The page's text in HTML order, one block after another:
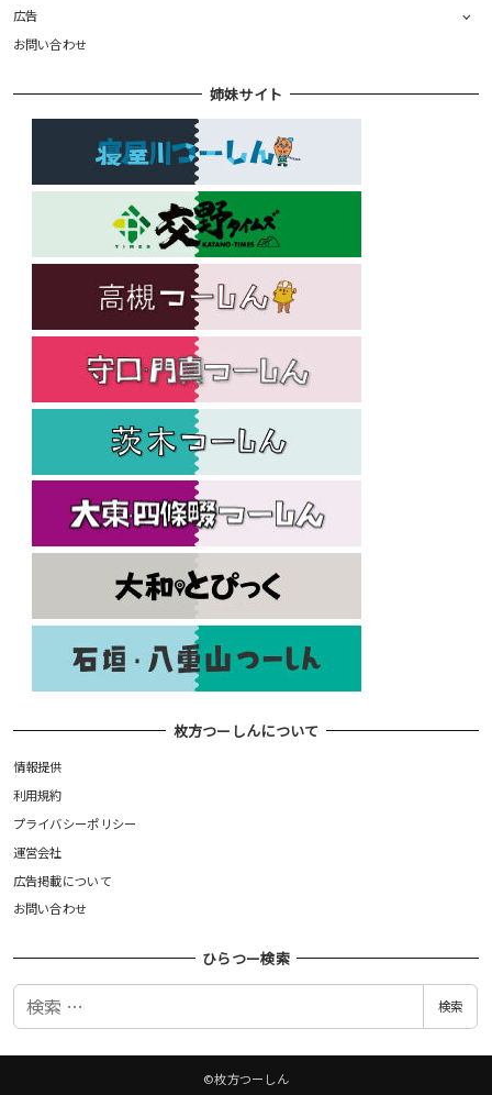
広告
お問い合わせ
姉妹サイト
枚方つーしんについて
情報提供
利用規約
プライバシーポリシー
運営会社
広告掲載について
お問い合わせ
ひらつー検索
検
検索
©枚方つーしん